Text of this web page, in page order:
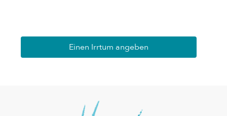
Einen Irrtum angeben